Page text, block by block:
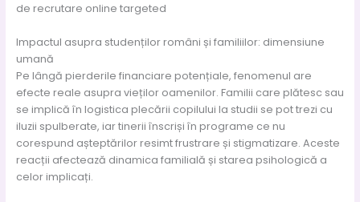
de recrutare online targeted
Impactul asupra studenților români și familiilor: dimensiune
umană
Pe lângă pierderile financiare potențiale, fenomenul are
efecte reale asupra vieților oamenilor. Familii care plătesc sau
se implică în logistica plecării copilului la studii se pot trezi cu
iluzii spulberate, iar tinerii înscriși în programe ce nu
corespund așteptărilor resimt frustrare și stigmatizare. Aceste
reacții afectează dinamica familială și starea psihologică a
celor implicați.